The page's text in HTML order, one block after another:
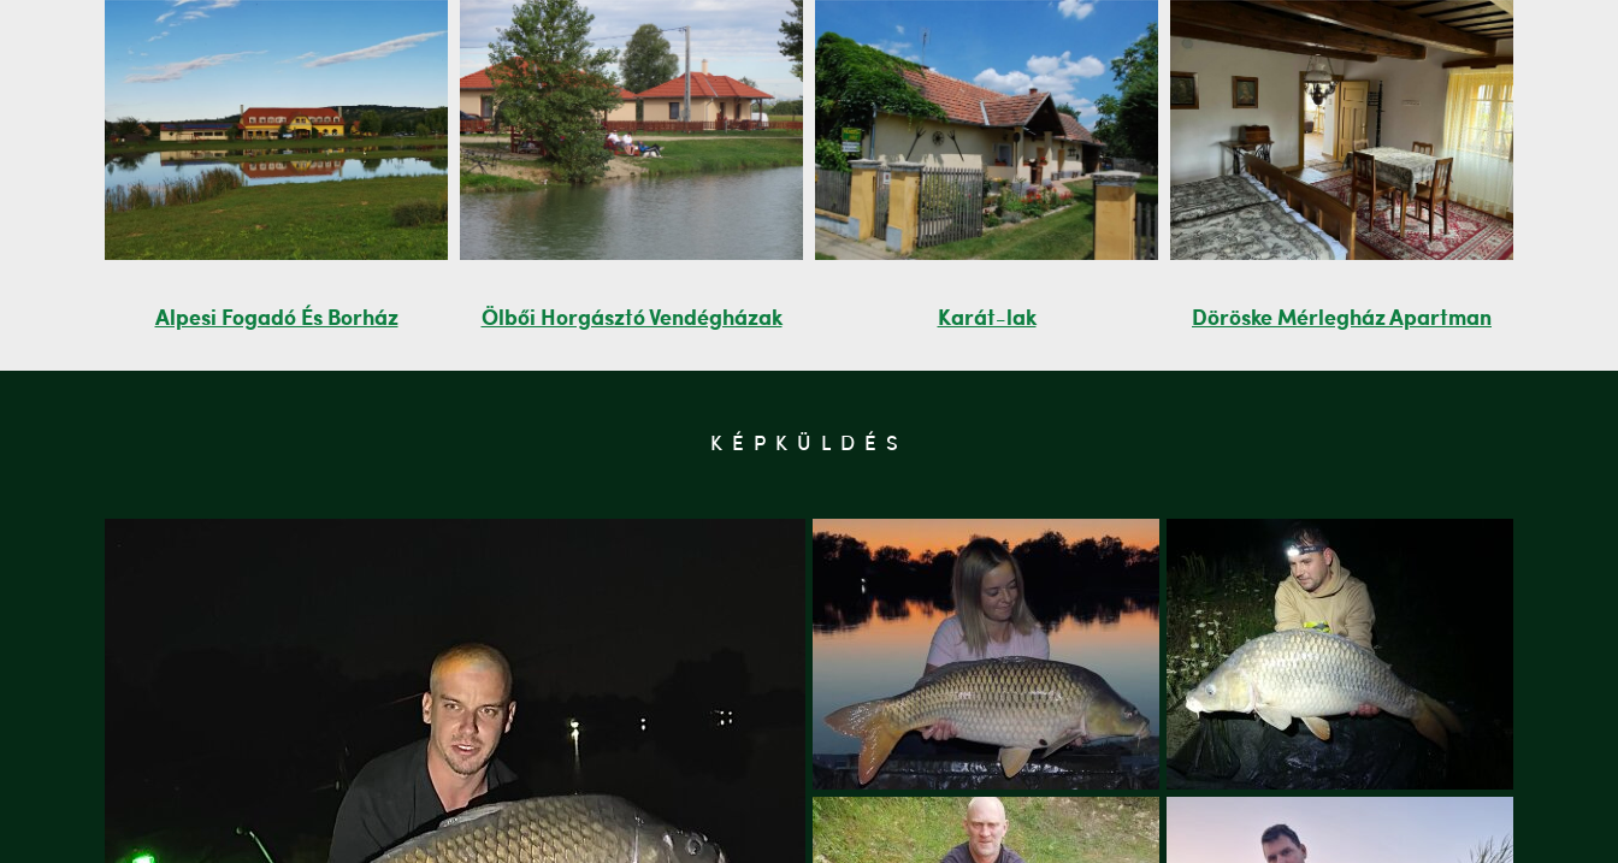
Alpesi Fogadó És Borház Ölbői Horgásztó Vendégházak Karát-lak Döröske Mérlegház Apartman
KÉPKÜLDÉS